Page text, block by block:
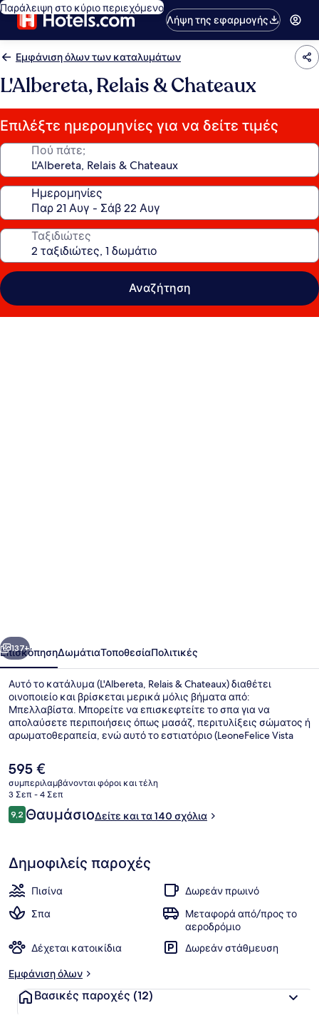
Παράλειψη στο κύριο περιεχόμενο
Λήψη της εφαρμογής
Εμφάνιση όλων των καταλυμάτων
L'Albereta, Relais & Chateaux
Επιλέξτε ημερομηνίες για να δείτε τιμές
Πού πάτε;
Ημερομηνίες
Ταξιδιώτες
Αναζήτηση
Επόμενο
137+
ΕπισκόπησηΔωμάτιαΤοποθεσίαΠολιτικές
Αυτό το κατάλυμα (L'Albereta, Relais & Chateaux) διαθέτει
οινοποιείο και βρίσκεται μερικά μόλις βήματα από:
Μπελλαβίστα. Μπορείτε να επισκεφτείτε το σπα για να
απολαύσετε περιποιήσεις όπως μασάζ, περιτυλίξεις σώματος ή
αρωματοθεραπεία, ενώ αυτό το εστιατόριο (LeoneFelice Vista
μεσημεριανό και βραδινό. Σε αυτό το ξενοδοχείο (πολυτελείας)
θα βρείτε ακόμη εσωτερική πισίνα, μπαρ/lounge και
γυμναστήριο.
Η
τρέχουσα
τιμή
είναι
595 €
595 €
συμπεριλαμβάνονται φόροι και τέλη
3 Σεπ - 4 Σεπ
Σχόλια
9,29,2 στα 10
ΘαυμάσιοΔείτε και τα 140 σχόλια
Δημοφιλείς παροχές
Πισίνα
Δωρεάν πρωινό
Σπα
Μεταφορά από/προς το
αεροδρόμιο
Δέχεται κατοικίδια
Δωρεάν στάθμευση
Εμφάνιση όλων
Βασικές παροχές (12)